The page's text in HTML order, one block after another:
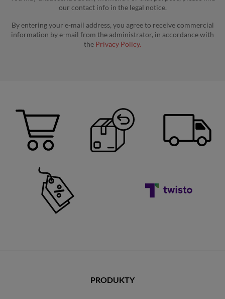
our contact info in the legal notice.
By entering your e-mail address, you agree to receive commercial
information by e-mail from the administrator, in accordance with
the Privacy Policy.
PRODUKTY